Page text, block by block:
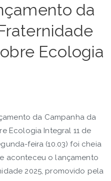
da
Ecologia
da Campanha da
Ecologia Integral 11 de
feira (10.03) foi cheia
aconteceu o lançamento
2025, promovido pela